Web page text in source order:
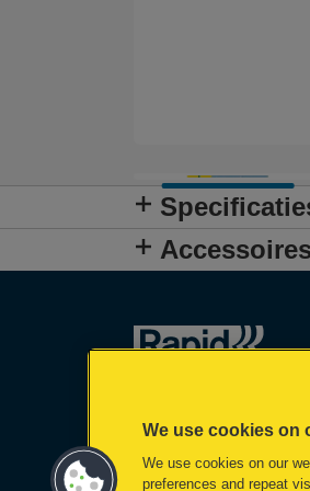
We use cookies on
We use cookies on our
preferences and repeat